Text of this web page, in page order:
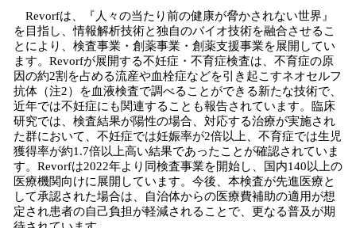
Revorfは、『⼈々の当たり前の健康が脅かされない世界』
を⽬指し、情報解析技術と独⾃のバイオ技術を融合させるこ
とにより、検査事業・創薬事業・創薬⽀援事業を展開してい
ます。Revorfが展開する不妊症・不育症検査は、不育症の原
因の約2割を占める流産や血栓症などを引き起こすネオセルフ
抗体（注2）を血液検査で調べることができる新たな技術で、
近年では不妊症にも関連することも報告されています。臨床
研究では、検査結果が陽性の場合、対応する治療が実施され
た群において、不妊症では妊娠率が2倍以上、不育症では生児
獲得率が約1.7倍以上高い結果であったことが確認されていま
す。Revorfは2022年より同検査事業を開始し、国内140以上の
医療機関向けに展開しています。今後、本検査が先進医療と
して承認された場合は、自治体からの医療費補助の適用が想
定され患者の自己負担が軽減されることで、更なる普及が期